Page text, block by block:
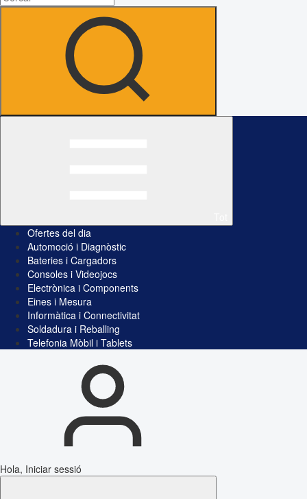
Ofertes del dia
Automoció i Diagnòstic
Bateries i Cargadors
Consoles i Videojocs
Electrònica i Components
Eines i Mesura
Informàtica i Connectivitat
Soldadura i Reballing
Telefonia Mòbil i Tablets
Hola, Iniciar sessió